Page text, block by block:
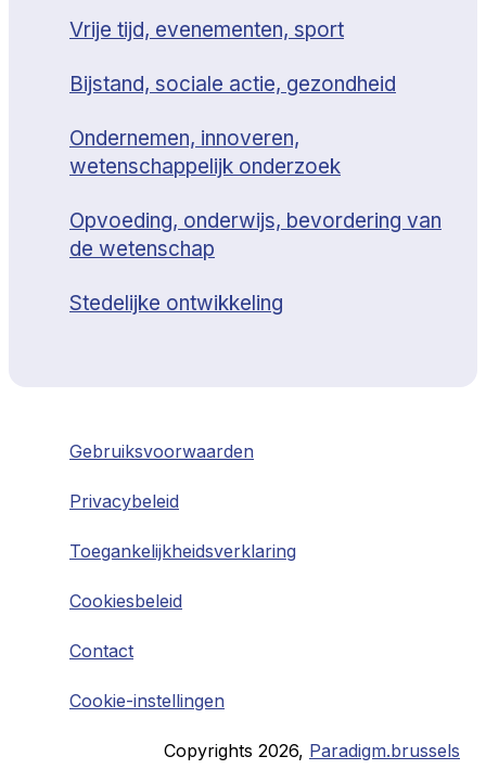
Vrije tijd, evenementen, sport
Bijstand, sociale actie, gezondheid
Ondernemen, innoveren,
wetenschappelijk onderzoek
Opvoeding, onderwijs, bevordering van
de wetenschap
Stedelijke ontwikkeling
Gebruiksvoorwaarden
Privacybeleid
Toegankelijkheidsverklaring
Cookiesbeleid
Contact
Cookie-instellingen
Copyrights 2026, Paradigm.brussels